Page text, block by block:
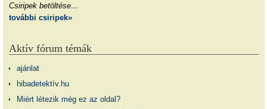
Csiripek betöltése…
további csiripek»
Aktív fórum témák
ajánlat
hibadetektív.hu
Miért létezik még ez az oldal?